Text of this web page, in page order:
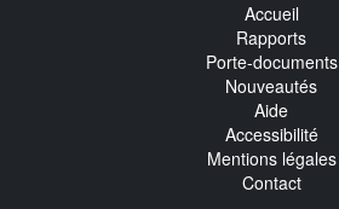
Accueil
Rapports
Porte-documents
Nouveautés
Aide
Accessibilité
Mentions légales
Contact